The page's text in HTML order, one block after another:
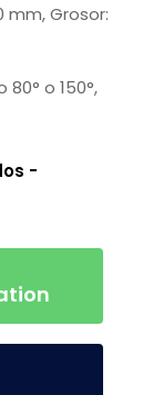
mm, Grosor:
o 150°,
-